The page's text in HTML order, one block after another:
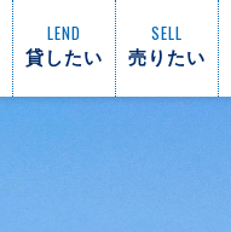
LEND
貸したい
SELL
売りたい